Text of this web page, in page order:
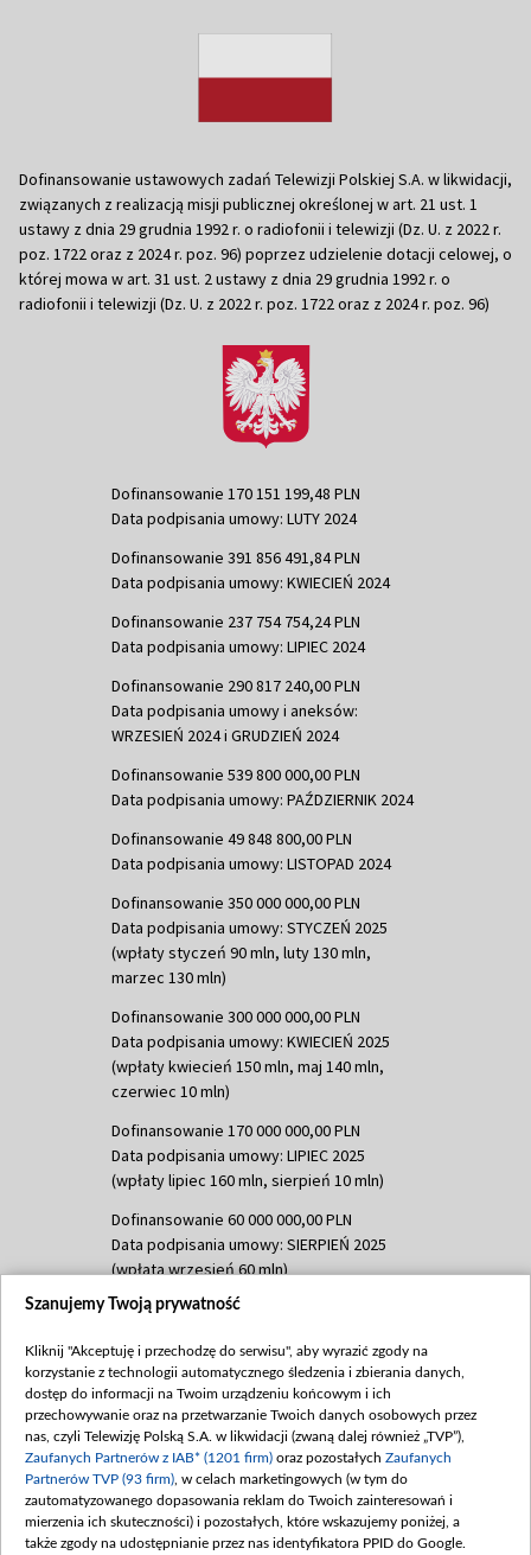
Dofinansowanie ustawowych zadań Telewizji Polskiej S.A. w likwidacji,
związanych z realizacją misji publicznej określonej w art. 21 ust. 1
ustawy z dnia 29 grudnia 1992 r. o radiofonii i telewizji (Dz. U. z 2022 r.
poz. 1722 oraz z 2024 r. poz. 96) poprzez udzielenie dotacji celowej, o
której mowa w art. 31 ust. 2 ustawy z dnia 29 grudnia 1992 r. o
radiofonii i telewizji (Dz. U. z 2022 r. poz. 1722 oraz z 2024 r. poz. 96)
Dofinansowanie 170 151 199,48 PLN
Data podpisania umowy: LUTY 2024
Dofinansowanie 391 856 491,84 PLN
Data podpisania umowy: KWIECIEŃ 2024
Dofinansowanie 237 754 754,24 PLN
Data podpisania umowy: LIPIEC 2024
Dofinansowanie 290 817 240,00 PLN
Data podpisania umowy i aneksów:
WRZESIEŃ 2024 i GRUDZIEŃ 2024
Dofinansowanie 539 800 000,00 PLN
Data podpisania umowy: PAŹDZIERNIK 2024
Dofinansowanie 49 848 800,00 PLN
Data podpisania umowy: LISTOPAD 2024
Dofinansowanie 350 000 000,00 PLN
Data podpisania umowy: STYCZEŃ 2025
(wpłaty styczeń 90 mln, luty 130 mln,
marzec 130 mln)
Dofinansowanie 300 000 000,00 PLN
Data podpisania umowy: KWIECIEŃ 2025
(wpłaty kwiecień 150 mln, maj 140 mln,
czerwiec 10 mln)
Dofinansowanie 170 000 000,00 PLN
Data podpisania umowy: LIPIEC 2025
(wpłaty lipiec 160 mln, sierpień 10 mln)
Dofinansowanie 60 000 000,00 PLN
Data podpisania umowy: SIERPIEŃ 2025
(wpłata wrzesień 60 mln)
Dofinansowanie 635 783 051,21 PLN
(wpłata wrzesień 100 mln, październik 350
mln, listopad 265 mln)
Dofinansowanie 48 862 000,00 PLN
Data podpisania umowy: GRUDZIEŃ 2025
(wpłata grudzień 60,548 mln)
Dofinansowanie 900 000 000,00 PLN
Data podpisania umowy: LUTY 2026 (wpłata
Szanujemy Twoją prywatność
Kliknij "Akceptuję i przechodzę do serwisu", aby wyrazić zgody na
korzystanie z technologii automatycznego śledzenia i zbierania danych,
dostęp do informacji na Twoim urządzeniu końcowym i ich
przechowywanie oraz na przetwarzanie Twoich danych osobowych przez
nas, czyli Telewizję Polską S.A. w likwidacji (zwaną dalej również „TVP”),
Zaufanych Partnerów z IAB* (1201 firm) oraz pozostałych Zaufanych
Partnerów TVP (93 firm) , w celach marketingowych (w tym do
zautomatyzowanego dopasowania reklam do Twoich zainteresowań i
mierzenia ich skuteczności) i pozostałych, które wskazujemy poniżej, a
także zgody na udostępnianie przez nas identyfikatora PPID do Google.